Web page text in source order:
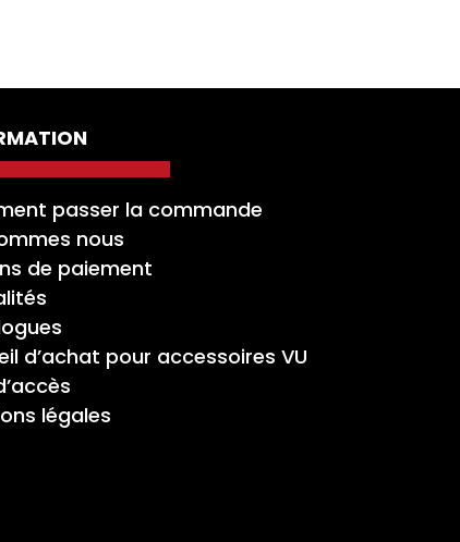
passer la commande
nous
de paiement
d’achat pour accessoires VU
légales